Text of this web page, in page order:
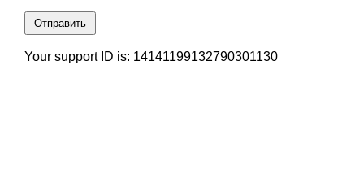
Отправить
Your support ID is: 14141199132790301130